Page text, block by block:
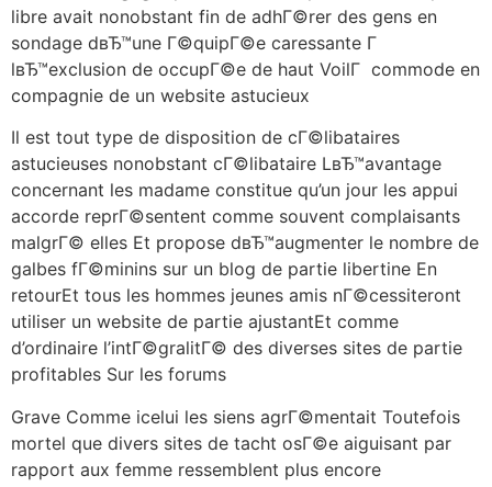
libre avait nonobstant fin de adhГ©rer des gens en
sondage dвЂ™une Г©quipГ©e caressante Г
lвЂ™exclusion de occupГ©e de haut VoilГ commode en
compagnie de un website astucieux
Il est tout type de disposition de cГ©libataires
astucieuses nonobstant cГ©libataire LвЂ™avantage
concernant les madame constitue qu’un jour les appui
accorde reprГ©sentent comme souvent complaisants
malgrГ© elles Et propose dвЂ™augmenter le nombre de
galbes fГ©minins sur un blog de partie libertine En
retourEt tous les hommes jeunes amis nГ©cessiteront
utiliser un website de partie ajustantEt comme
d’ordinaire l’intГ©gralitГ© des diverses sites de partie
profitables Sur les forums
Grave Comme icelui les siens agrГ©mentait Toutefois
mortel que divers sites de tacht osГ©e aiguisant par
rapport aux femme ressemblent plus encore